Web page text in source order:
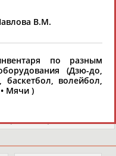
Просмотры
материалов
платформы за
отрасли
организаций
В.М.
по разным
(Дзю-до,
волейбол,
Мячи )